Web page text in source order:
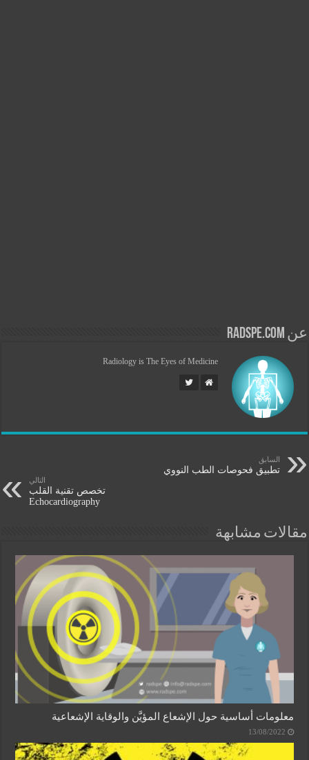
عن radspe.com
Radiology is The Eyes of Medicine
السابق
تطبيق فحوصات الطب النووي
التالي
تخصص تقنية القلب
Echocardiography
مقالات مشابهة
معلومات أساسية حول الإشعاع المؤيَّن والوقاية الإشعاعية
13/08/2022